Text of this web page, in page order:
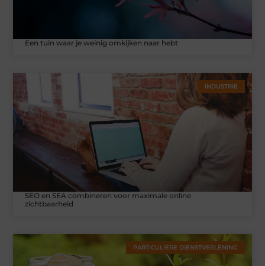
Een tuin waar je weinig omkijken naar hebt
INDUSTRIE
SEO en SEA combineren voor maximale online
zichtbaarheid
PARTICULIERE DIENSTVERLENING